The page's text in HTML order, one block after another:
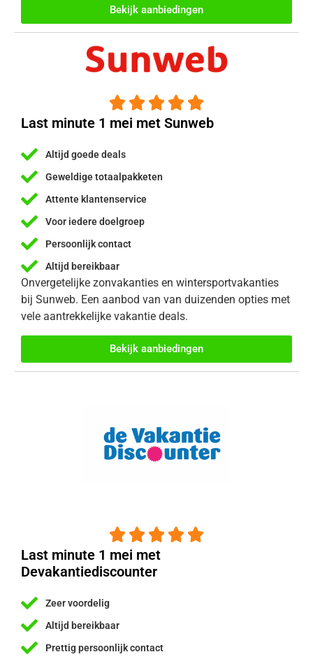
Bekijk aanbiedingen
    
Last minute 1 mei met Sunweb
Altijd goede deals
Geweldige totaalpakketen
Attente klantenservice
Voor iedere doelgroep
Persoonlijk contact
Altijd bereikbaar
Onvergetelijke zonvakanties en wintersportvakanties
bij Sunweb. Een aanbod van van duizenden opties met
vele aantrekkelijke vakantie deals.
Bekijk aanbiedingen
    
Last minute 1 mei met
Devakantiediscounter
Zeer voordelig
Altijd bereikbaar
Prettig persoonlijk contact